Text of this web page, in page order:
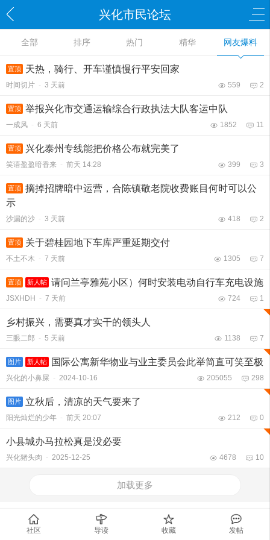
兴化市民论坛
全部 排序 热门 精华 网友爆料
置顶 天热，骑行、开车谨慎慢行平安回家
时间切片 - 3 天前 2
559
置顶 举报兴化市交通运输综合行政执法大队客运中队
一成风 - 6 天前 11
1852
置顶 兴化泰州专线能把价格公布就完美了
笑语盈盈暗香来 - 前天 14:28 3
399
置顶 摘掉招牌暗中运营，合陈镇敬老院收费账目何时可以公
示
沙漏的沙 - 3 天前 2
418
置顶 关于碧桂园地下车库严重延期交付
不土不木 - 7 天前 7
1305
置顶 新人帖 请问兰亭雅苑小区）何时安装电动自行车充电设施
JSXHDH - 7 天前 1
724
乡村振兴，需要真才实干的领头人
三眼二郎 - 5 天前 7
1138
图片 新人帖 国际公寓新华物业与业主委员会此举简直可笑至极
兴化的小鼻屎 - 2024-10-16 298
205055
图片 立秋后，清凉的天气要来了
阳光灿烂的少年 - 前天 20:07 0
212
小县城办马拉松真是没必要
兴化猪头肉 - 2025-12-25 10
4678
加载更多
社区 导读 收藏 发帖